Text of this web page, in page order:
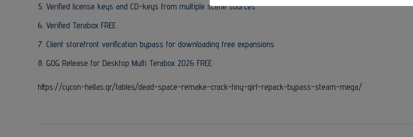
Verified license keys and CD-keys from multiple scene sources
Verified Terabox FREE
Client storefront verification bypass for downloading free expansions
GOG Release for Desktop Multi Terabox 2026 FREE
https://cycon-hellas.gr/tables/dead-space-remake-crack-tiny-girl-repack-bypass-steam-mega/